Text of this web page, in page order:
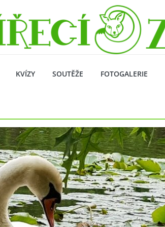
KVÍZY SOUTĚŽE FOTOGALERIE